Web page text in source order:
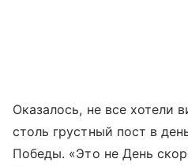
Оказалось, не все хотели
столь грустный пост в
Победы. «Это не День